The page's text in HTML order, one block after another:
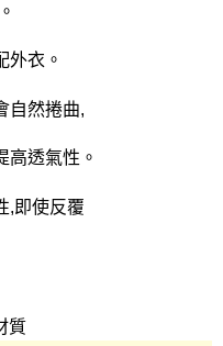
費
外衣。
自然捲曲,
高透氣性。
,即使反覆
質